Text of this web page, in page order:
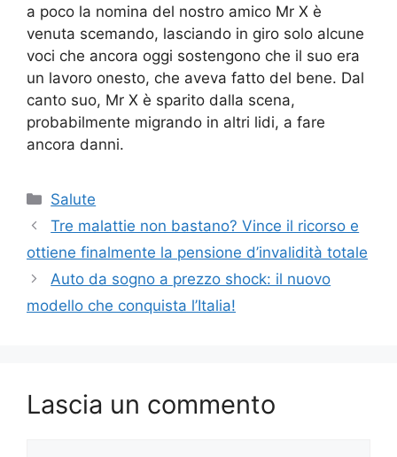
a poco la nomina del nostro amico Mr X è
venuta scemando, lasciando in giro solo alcune
voci che ancora oggi sostengono che il suo era
un lavoro onesto, che aveva fatto del bene. Dal
canto suo, Mr X è sparito dalla scena,
probabilmente migrando in altri lidi, a fare
ancora danni.
Categorie
Salute
Tre malattie non bastano? Vince il ricorso e
ottiene finalmente la pensione d’invalidità totale
Auto da sogno a prezzo shock: il nuovo
modello che conquista l’Italia!
Lascia un commento